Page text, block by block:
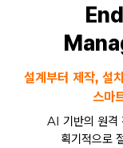
설계부터 제작, 설
스마
AI 기반의 원격
획기적으로